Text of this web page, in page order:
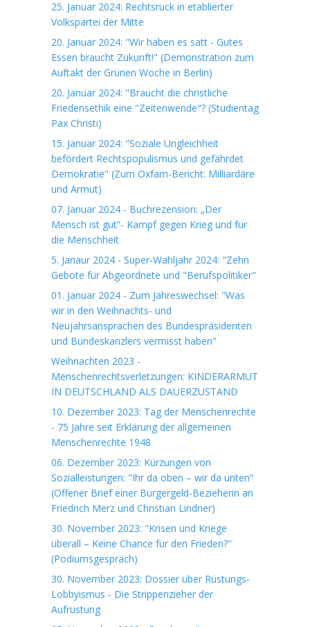
25. Januar 2024: Rechtsruck in etablierter
Volkspartei der Mitte
20. Januar 2024: "Wir haben es satt - Gutes
Essen braucht Zukunft!" (Demonstration zum
Auftakt der Grünen Woche in Berlin)
20. Januar 2024: "Braucht die christliche
Friedensethik eine "Zeitenwende"? (Studientag
Pax Christi)
15. Januar 2024: "Soziale Ungleichheit
befördert Rechtspopulismus und gefährdet
Demokratie" (Zum Oxfam-Bericht: Milliardäre
und Armut)
07. Januar 2024 - Buchrezension: „Der
Mensch ist gut“- Kampf gegen Krieg und für
die Menschheit
5. Janaur 2024 - Super-Wahljahr 2024: "Zehn
Gebote für Abgeordnete und "Berufspolitiker"
01. Januar 2024 - Zum Jahreswechsel: "Was
wir in den Weihnachts- und
Neujahrsansprachen des Bundespräsidenten
und Bundeskanzlers vermisst haben"
Weihnachten 2023 -
Menschenrechtsverletzungen: KINDERARMUT
IN DEUTSCHLAND ALS DAUERZUSTAND
10. Dezember 2023: Tag der Menschenrechte
- 75 Jahre seit Erklärung der allgemeinen
Menschenrechte 1948
06. Dezember 2023: Kürzungen von
Sozialleistungen: "Ihr da oben – wir da unten“
(Offener Brief einer Bürgergeld-Bezieherin an
Friedrich Merz und Christian Lindner)
30. November 2023: "Krisen und Kriege
überall – Keine Chance für den Frieden?"
(Podiumsgespräch)
30. November 2023: Dossier über Rüstungs-
Lobbyismus - Die Strippenzieher der
Aufrüstung